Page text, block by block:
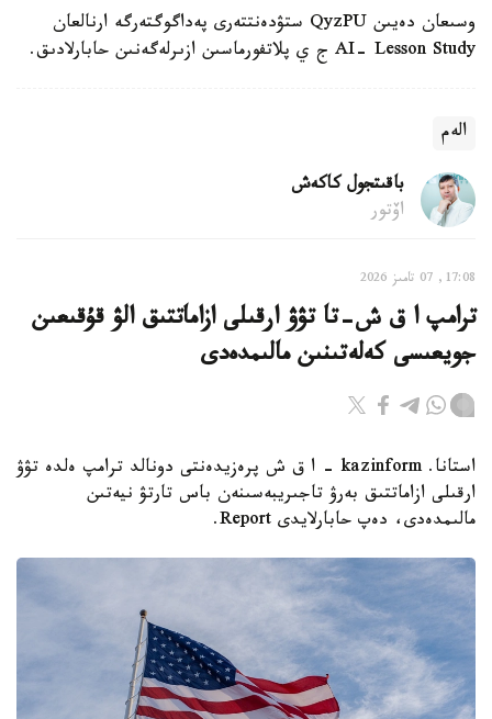
وسىعان دەيىن QyzPU ستۋدەنتتەرى پەداگوگتەرگە ارنالعان
AI- Lesson Study ج ي پلاتفورماسىن ازىرلەگەنىن حابارلادىق.
الەم
باقىتجول كاكەش
اۆتور
17:08, 07 تامىز 2026
ترامپ ا ق ش-تا تۋۋ ارقىلى ازاماتتىق الۋ قۇقىعىن
جويعىسى كەلەتىنىن مالىمدەدى
استانا. kazinform - ا ق ش پرەزيدەنتى دونالد ترامپ ەلدە تۋۋ
ارقىلى ازاماتتىق بەرۋ تاجىريبەسىنەن باس تارتۋ نيەتىن
مالىمدەدى، دەپ حابارلايدى Report.